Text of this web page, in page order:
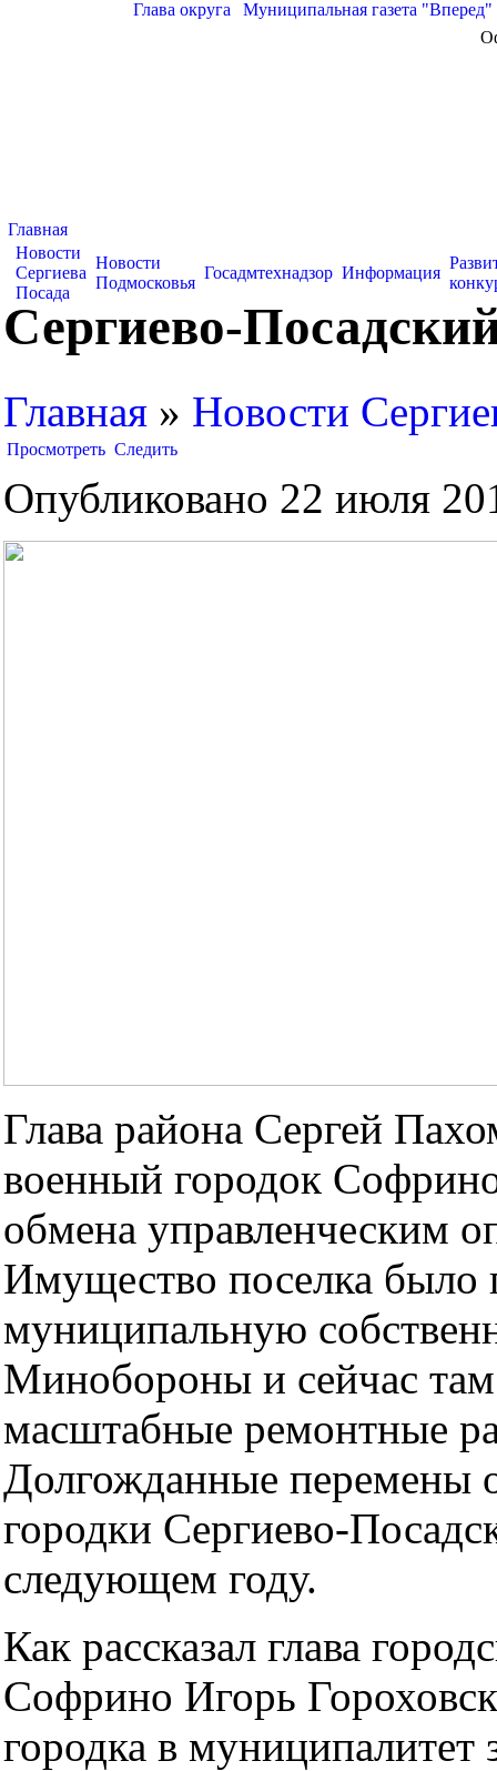
Глава округа Муниципальная газета "Вперед"
Главная
Новости
Сергиева
Посада
Новости
Подмосковья
Госадмтехнадзор Информация
Сергиево-
Главная » Новости
Просмотреть Следить
Опубликовано 22 июля
Глава района Сергей
военный городок
обмена управленческим
Имущество поселка было
муниципальную
Минобороны и сейчас там
масштабные ремонтные
Долгожданные перемены
городки Сергиево-
следующем году.
Как рассказал глава
Софрино Игорь
городка в муниципалитет